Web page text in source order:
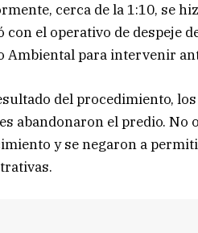
cerca de la 1:10, se
con el operativo de despeje
Ambiental para intervenir
del procedimiento,
abandonaron el predio.
y se negaron a